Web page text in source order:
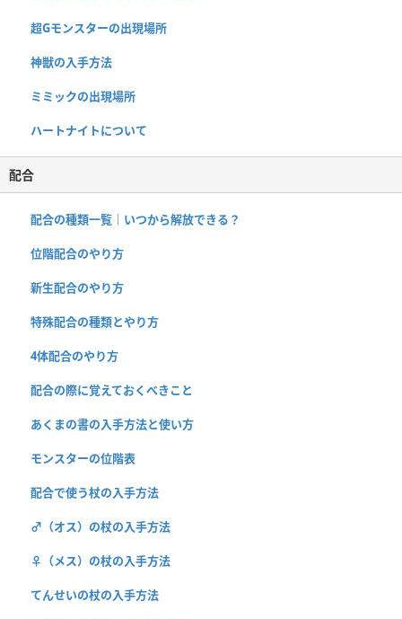
超Gモンスターの出現場所
神獣の入手方法
ミミックの出現場所
ハートナイトについて
配合
配合の種類一覧｜いつから解放できる？
位階配合のやり方
新生配合のやり方
特殊配合の種類とやり方
4体配合のやり方
配合の際に覚えておくべきこと
あくまの書の入手方法と使い方
モンスターの位階表
配合で使う杖の入手方法
♂（オス）の杖の入手方法
♀（メス）の杖の入手方法
てんせいの杖の入手方法